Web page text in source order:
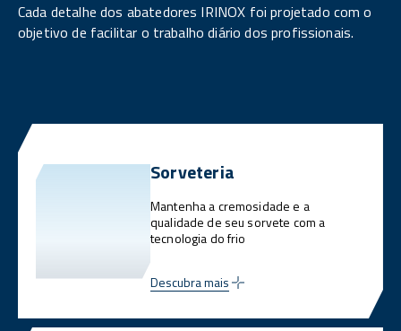
Cada detalhe dos abatedores IRINOX foi projetado com o
objetivo de facilitar o trabalho diário dos profissionais.
Sorveteria
Mantenha a cremosidade e a
qualidade de seu sorvete com a
tecnologia do frio
Descubra mais